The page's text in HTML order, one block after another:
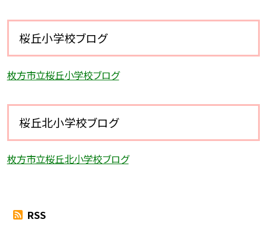
桜丘小学校ブログ
枚方市立桜丘小学校ブログ
桜丘北小学校ブログ
枚方市立桜丘北小学校ブログ
RSS